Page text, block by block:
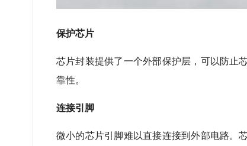
保护芯片
芯片封装提供了一个外部保护层，可以防止
靠性。
连接引脚
微小的芯片引脚难以直接连接到外部电路。